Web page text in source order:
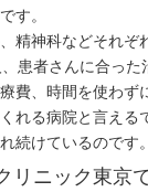
す。
精神科などそれぞ
患者さんに合った
費、時間を使わず
れる病院と言える
続けているのです。
リニック東京